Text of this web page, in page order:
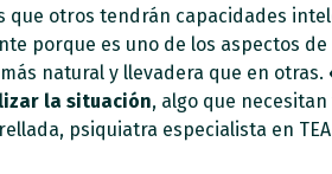
que otros tendrán capacidades
porque es uno de los aspectos
natural y llevadera que en otras.
la situación, algo que
psiquiatra especialista en